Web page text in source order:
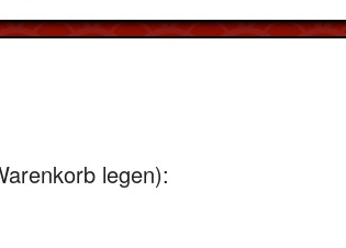
legen):